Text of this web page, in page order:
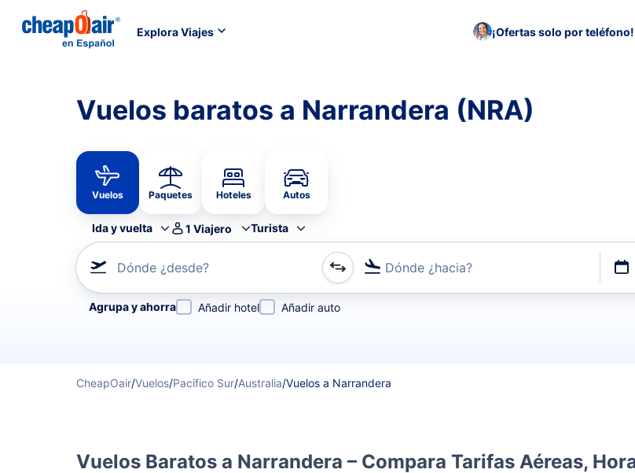
Explora Viajes ¡Ofertas solo por teléfono!
Vuelos baratos a Narrandera (NRA)
Vuelos Paquetes Hoteles Autos
Ida y vuelta 1 Viajero Turista
Dónde ¿desde? Dónde ¿hacia?
Refina tu búsqueda por aerolínea, por ciudad o aeropuerto o por vuelos directos
Agrupa y ahorra Añadir hotel Añadir auto
CheapOair/Vuelos/Pacífico Sur/Australia/Vuelos a Narrandera
Vuelos Baratos a Narrandera – Compara Tarifas Aéreas,